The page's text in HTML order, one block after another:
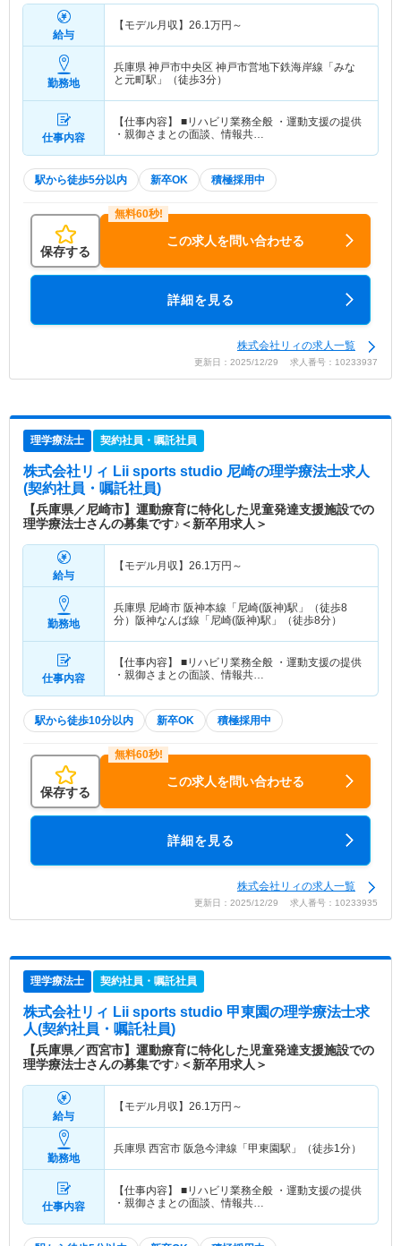
給与
【モデル月収】 26.1万円～
勤務地
兵庫県 神戸市中央区 神戸市営地下鉄海岸線「みな
と元町駅」（徒歩3分）
仕事内容
【仕事内容】 ■リハビリ業務全般 ・運動支援の提供
・親御さまとの面談、情報共…
駅から徒歩5分以内 新卒OK 積極採用中
保存する
この求人を問い合わせる
詳細を見る
株式会社リィの求人一覧
更新日：2025/12/29 求人番号：10233937
理学療法士 契約社員・嘱託社員
株式会社リィ Lii sports studio 尼崎の理学療法士求人
(契約社員・嘱託社員)
【兵庫県／尼崎市】運動療育に特化した児童発達支援施設での
理学療法士さんの募集です♪＜新卒用求人＞
給与
【モデル月収】 26.1万円～
勤務地
兵庫県 尼崎市 阪神本線「尼崎(阪神)駅」（徒歩8
分）阪神なんば線「尼崎(阪神)駅」（徒歩8分）
仕事内容
【仕事内容】 ■リハビリ業務全般 ・運動支援の提供
・親御さまとの面談、情報共…
駅から徒歩10分以内 新卒OK 積極採用中
保存する
この求人を問い合わせる
詳細を見る
株式会社リィの求人一覧
更新日：2025/12/29 求人番号：10233935
理学療法士 契約社員・嘱託社員
株式会社リィ Lii sports studio 甲東園の理学療法士求
人(契約社員・嘱託社員)
【兵庫県／西宮市】運動療育に特化した児童発達支援施設での
理学療法士さんの募集です♪＜新卒用求人＞
給与
【モデル月収】 26.1万円～
勤務地
兵庫県 西宮市 阪急今津線「甲東園駅」（徒歩1分）
仕事内容
【仕事内容】 ■リハビリ業務全般 ・運動支援の提供
・親御さまとの面談、情報共…